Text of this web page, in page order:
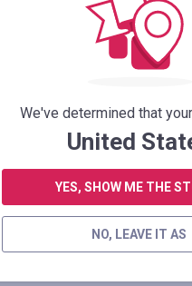
We've determined that
United
YES, SHOW ME THE
NO, LEAVE IT AS